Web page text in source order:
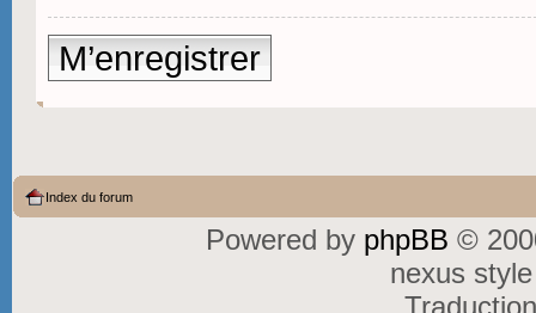
M’enregistrer
Index du forum
Powered by phpBB ©
nexus